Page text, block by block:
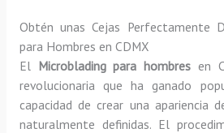
Obtén unas Cejas Perfectamente
para Hombres en CDMX
El Microblading para hombres en
revolucionaria que ha ganado
capacidad de crear una apariencia
naturalmente definidas. El